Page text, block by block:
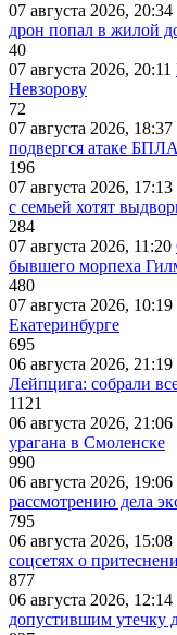
07 августа 2026, 20:34
дрон попал в жилой
40
07 августа 2026, 20:11
Невзорову
72
07 августа 2026, 18:37
подвергся атаке
196
07 августа 2026, 17:13
с семьей хотят
284
07 августа 2026, 11:20
бывшего морпеха
480
07 августа 2026, 10:19
Екатеринбурге
695
06 августа 2026, 21:19
Лейпцига: собрали
1121
06 августа 2026, 21:06
урагана в Смоленске
990
06 августа 2026, 19:06
рассмотрению дела
795
06 августа 2026, 15:08
соцсетях о
877
06 августа 2026, 12:14
допустившим утечку